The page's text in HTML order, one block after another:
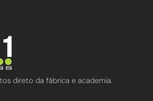
direto da fábrica e academia.